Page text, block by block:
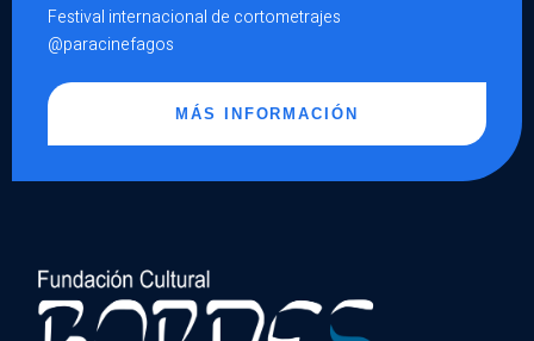
Festival internacional de cortometrajes
@paracinefagos
MÁS INFORMACIÓN